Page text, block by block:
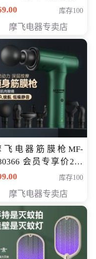
HG30 ） 会员专享价
库存100
摩飞电器专卖店
飞电器筋膜枪MF-
会员专享价299
库存100
摩飞电器专卖店